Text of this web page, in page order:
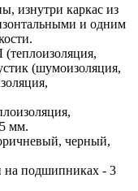
изнутри каркас из
и одним
(шумоизоляция,
мм.
черный,
на подшипниках - 3